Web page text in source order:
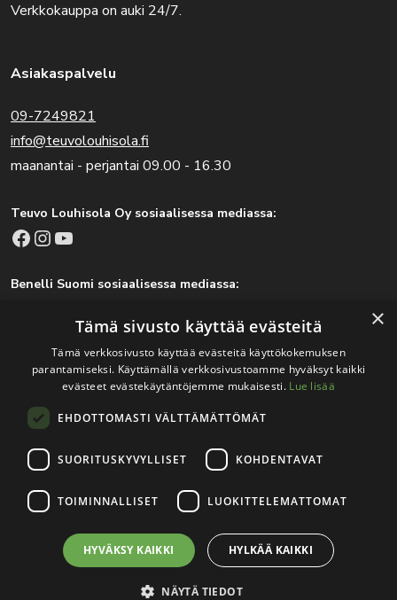
Verkkokauppa on auki 24/7.
Asiakaspalvelu
09-7249821
info@teuvolouhisola.fi
maanantai - perjantai 09.00 - 16.30
Teuvo Louhisola Oy sosiaalisessa mediassa:
Facebook Instagram YouTube
Benelli Suomi sosiaalisessa mediassa:
Tärkeitä linkkejä
Rekisteri- ja tietosuojaseloste
Jälleenmyyjät
Tapahtumat
Teuvo Louhisola Oy. Verkkosivutoteutus:Avoin.Systems
Rekisteri- ja tietosuojaseloste
×
Tämä sivusto käyttää evästeitä
Tämä verkkosivusto käyttää evästeitä käyttökokemuksen
parantamiseksi. Käyttämällä verkkosivustoamme hyväksyt kaikki
evästeet evästekäytäntöjemme mukaisesti. Lue lisää
EHDOTTOMASTI VÄLTTÄMÄTTÖMÄT
SUORITUSKYVYLLISET KOHDENTAVAT
TOIMINNALLISET LUOKITTELEMATTOMAT
HYVÄKSY KAIKKI HYLKÄÄ KAIKKI
NÄYTÄ TIEDOT